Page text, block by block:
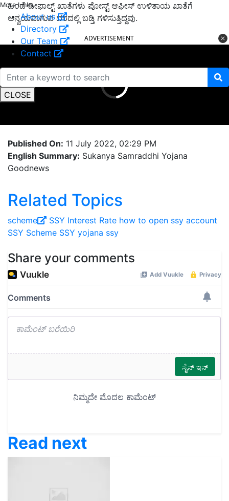
More Links
About us
Directory
Our Team
Contact
CLOSE
ಹಿಂದೆ ಡೀಫಾಲ್ಟ್ ಖಾತೆಗಳು ಪೋಸ್ಟ್ ಆಫೀಸ್ ಉಳಿತಾಯ ಖಾತೆಗೆ
ಅನ್ವಯವಾಗುವ ದರದಲ್ಲಿ ಬಡ್ತಿ ಗಳಿಸುತ್ತಿದ್ದವು.
ADVERTISEMENT
Published On: 11 July 2022, 02:29 PM
English Summary: Sukanya Samraddhi Yojana
Goodnews
Related Topics
scheme SSY Interest Rate how to open ssy account
SSY Scheme SSY yojana ssy
Share your comments
Read next